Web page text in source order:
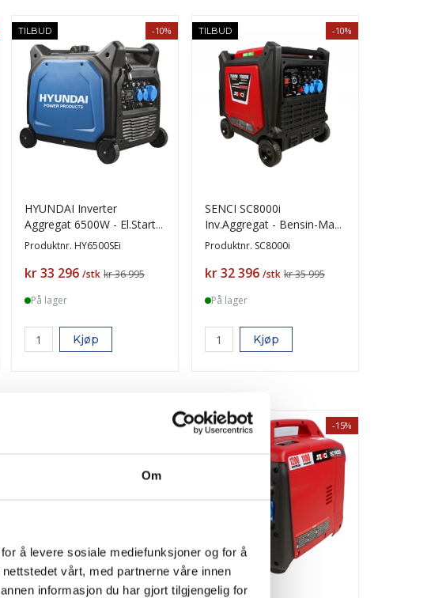
Om
å levere sosiale mediefunksjoner og for å
vårt, med partnerne våre innen
informasjon du har gjort tilgjengelig for
TILBUD -10%
HYUNDAI Inverter
Aggregat 6500W - El.Start -
Fjernk. - ATS
Produktnr. HY6500SEi
Pris
kr 33 296 /stk kr 36 995
På lager
Kjøp
TILBUD -10%
SENCI SC8000i
Inv.Aggregat - Bensin-Max
7500W-ATS-El. start
Produktnr. SC8000i
Pris
kr 32 396 /stk kr 35 995
På lager
Kjøp
TILBUD -15%